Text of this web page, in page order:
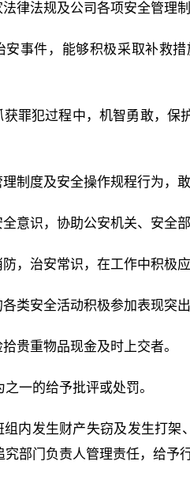
律法规及公司各项安全管理
安事件，能够积极采取补救
罪犯过程中，机智勇敢，保
制度及安全操作规程行为，
意识，协助公安机关、安全
，治安常识，在工作中积极
类安全活动积极参加表现突
贵重物品现金及时上交者。
一的给予批评或处罚。
内发生财产失窃及发生打架
部门负责人管理责任，给予